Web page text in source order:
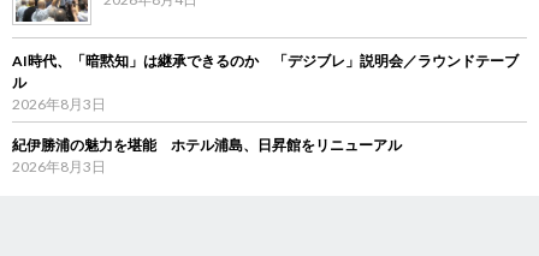
AI時代、「暗黙知」は継承できるのか 「デジブレ」説明会／ラウンドテーブ
ル
2026年8月3日
紀伊勝浦の魅力を堪能 ホテル浦島、日昇館をリニューアル
2026年8月3日